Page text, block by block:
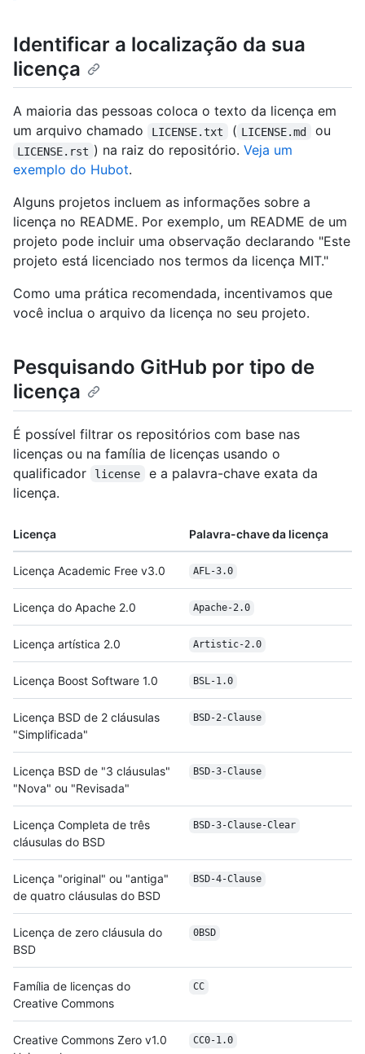
Identificar a localização da sua
licença
A maioria das pessoas coloca o texto da licença em
um arquivo chamado
LICENSE.txt ( LICENSE.md ou
LICENSE.rst ) na raiz do repositório. Veja um
exemplo do Hubot.
Alguns projetos incluem as informações sobre a
licença no README. Por exemplo, um README de um
projeto pode incluir uma observação declarando "Este
projeto está licenciado nos termos da licença MIT."
Como uma prática recomendada, incentivamos que
você inclua o arquivo da licença no seu projeto.
Pesquisando GitHub por tipo de
licença
É possível filtrar os repositórios com base nas
licenças ou na família de licenças usando o
qualificador
license
e a palavra-chave exata da
licença.
Licença Palavra-chave da licença
Licença Academic Free v3.0 AFL-3.0
Licença do Apache 2.0 Apache-2.0
Licença artística 2.0 Artistic-2.0
Licença Boost Software 1.0 BSL-1.0
Licença BSD de 2 cláusulas
"Simplificada"
BSD-2-Clause
Licença BSD de "3 cláusulas"
"Nova" ou "Revisada"
BSD-3-Clause
Licença Completa de três
cláusulas do BSD
BSD-3-Clause-Clear
Licença "original" ou "antiga"
de quatro cláusulas do BSD
BSD-4-Clause
Licença de zero cláusula do
BSD
0BSD
Família de licenças do
Creative Commons
CC
Creative Commons Zero v1.0
CC0-1.0